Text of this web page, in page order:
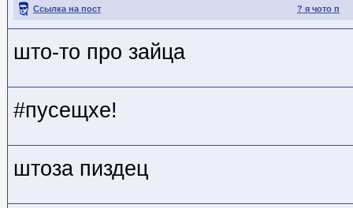
? я чото п
Ссылка на пост
што-то про зайца
#пусещхе!
штоза пиздец